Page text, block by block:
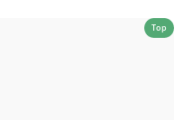
Top